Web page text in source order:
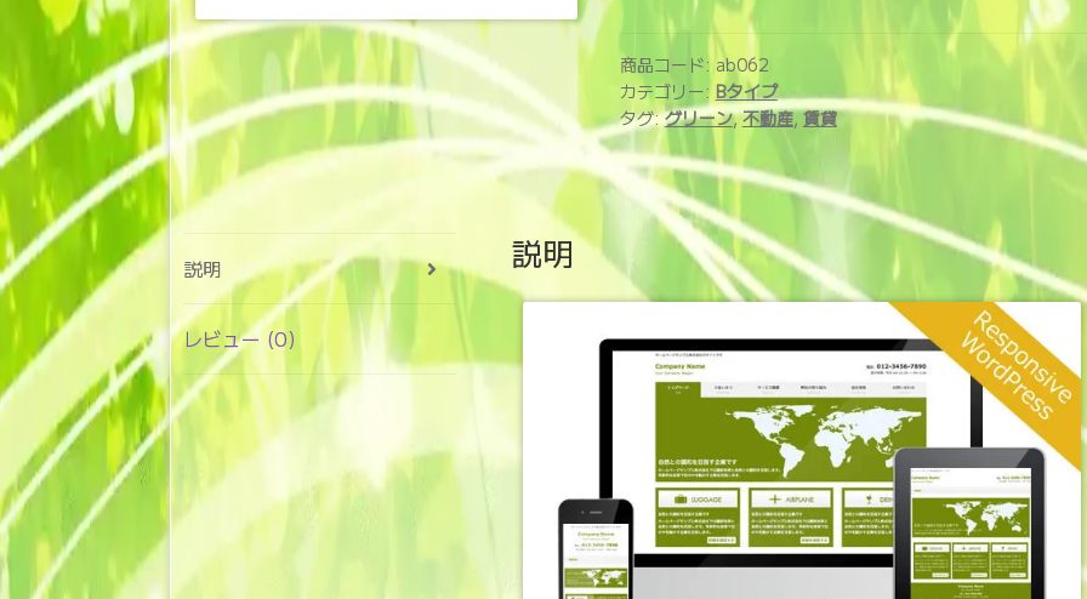
ー
ジ
制
作
サ
ス
(ab062)
個
商品コード: ab062
カテゴリー: Bタイプ
タグ:グリーン,不動産,賃貸
説明
レビュー (0)
説明